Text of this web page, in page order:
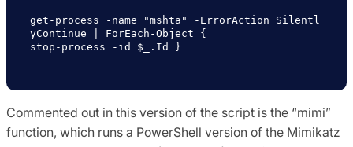
get-process -name "mshta" -ErrorAction Silentl
yContinue | ForEach-Object {
stop-process -id $_.Id }
Commented out in this version of the script is the “mimi”
function, which runs a PowerShell version of the Mimikatz